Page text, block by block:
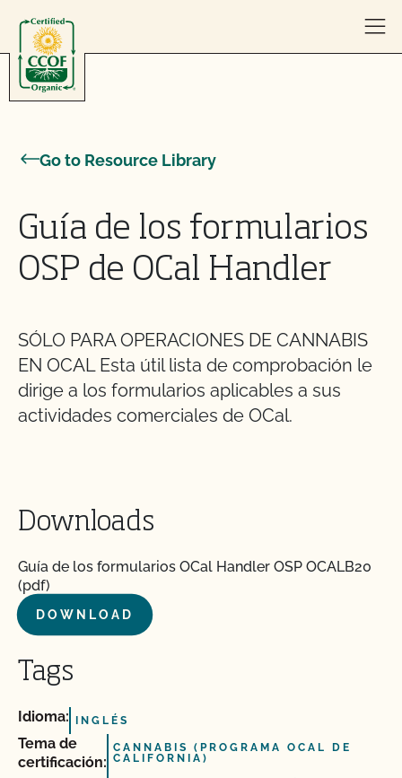
Go to Resource Library
Guía de los formularios
OSP de OCal Handler
SÓLO PARA OPERACIONES DE CANNABIS
EN OCAL Esta útil lista de comprobación le
dirige a los formularios aplicables a sus
actividades comerciales de OCal.
Downloads
Guía de los formularios OCal Handler OSP OCALB20
(pdf)
DOWNLOAD
Tags
Idioma: INGLÉS
Tema de
certificación:
CANNABIS (PROGRAMA OCAL DE
CALIFORNIA)